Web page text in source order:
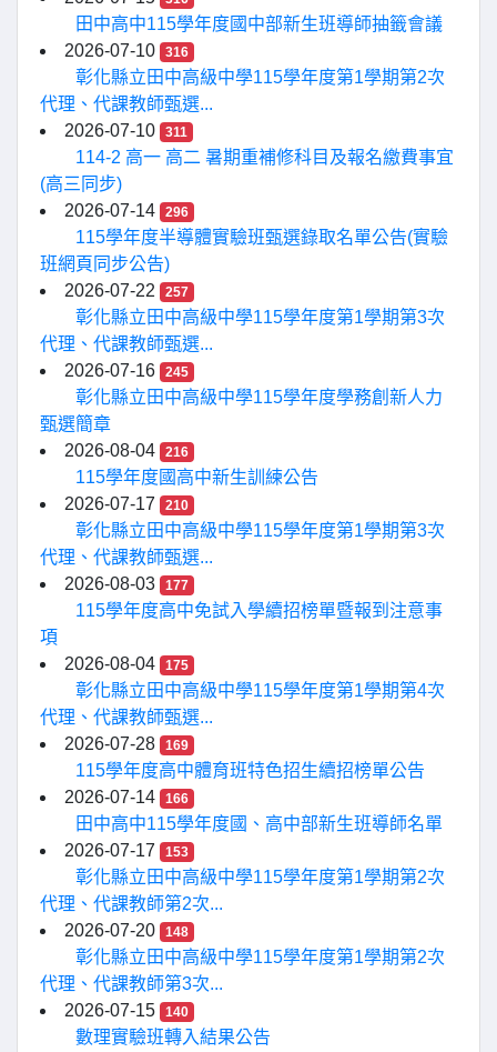
田中高中115學年度國中部新生班導師抽籤會議
2026-07-10
316
彰化縣立田中高級中學115學年度第1學期第2次
代理、代課教師甄選...
2026-07-10
311
114-2 高一 高二 暑期重補修科目及報名繳費事宜
(高三同步)
2026-07-14
296
115學年度半導體實驗班甄選錄取名單公告(實驗
班網頁同步公告)
2026-07-22
257
彰化縣立田中高級中學115學年度第1學期第3次
代理、代課教師甄選...
2026-07-16
245
彰化縣立田中高級中學115學年度學務創新人力
甄選簡章
2026-08-04
216
115學年度國高中新生訓練公告
2026-07-17
210
彰化縣立田中高級中學115學年度第1學期第3次
代理、代課教師甄選...
2026-08-03
177
115學年度高中免試入學續招榜單暨報到注意事
項
2026-08-04
175
彰化縣立田中高級中學115學年度第1學期第4次
代理、代課教師甄選...
2026-07-28
169
115學年度高中體育班特色招生續招榜單公告
2026-07-14
166
田中高中115學年度國、高中部新生班導師名單
2026-07-17
153
彰化縣立田中高級中學115學年度第1學期第2次
代理、代課教師第2次...
2026-07-20
148
彰化縣立田中高級中學115學年度第1學期第2次
代理、代課教師第3次...
2026-07-15
140
數理實驗班轉入結果公告